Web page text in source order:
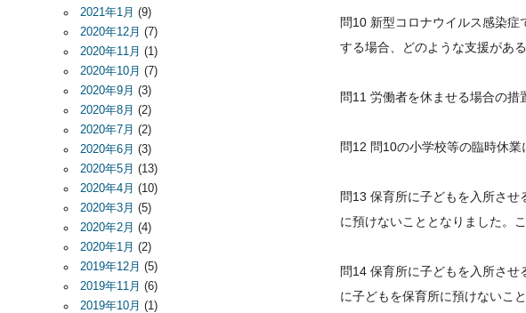
問10 新型コロナウイルス感染
する場合、どのような支援があ
問11 労働者を休ませる場合の措
問12 問10の小学校等の臨時休
問13 保育所に子どもを入所さ
に預けないこととなりました。
問14 保育所に子どもを入所さ
に子どもを保育所に預けないこ
2021年1月 (9)
2020年12月 (7)
2020年11月 (1)
2020年10月 (7)
2020年9月 (3)
2020年8月 (2)
2020年7月 (2)
2020年6月 (3)
2020年5月 (13)
2020年4月 (10)
2020年3月 (5)
2020年2月 (4)
2020年1月 (2)
2019年12月 (5)
2019年11月 (6)
2019年10月 (1)